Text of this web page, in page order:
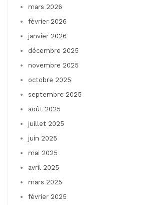
mars 2026
février 2026
janvier 2026
décembre 2025
novembre 2025
octobre 2025
septembre 2025
août 2025
juillet 2025
juin 2025
mai 2025
avril 2025
mars 2025
février 2025